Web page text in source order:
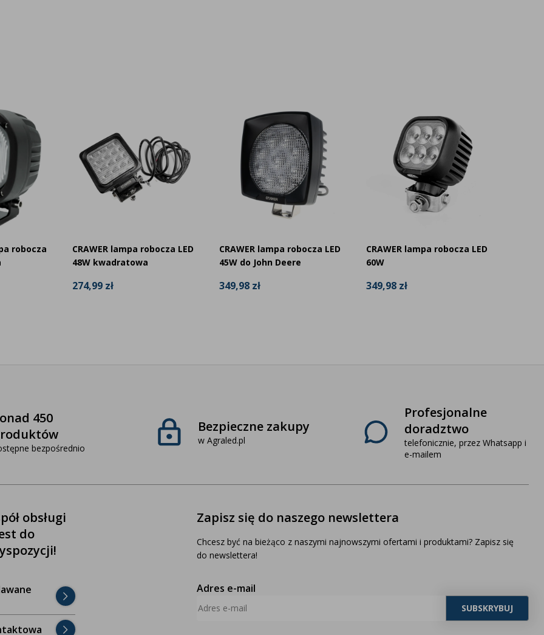
robocza
CRAWER lampa robocza LED
48W kwadratowa
274,99 zł
CRAWER lampa robocza LED
45W do John Deere
349,98 zł
CRAWER lampa robocza LED
60W
349,98 zł
450
bezpośrednio
Bezpieczne zakupy
w Agraled.pl
Profesjonalne
doradztwo
telefonicznie, przez Whatsapp i
e-mailem
obsługi
do
Zapisz się do naszego newslettera
Chcesz być na bieżąco z naszymi najnowszymi ofertami i produktami? Zapisz się
do newslettera!
Adres e-mail